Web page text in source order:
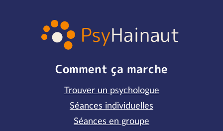
Comment ça marche
Trouver un psychologue
Séances individuelles
Séances en groupe